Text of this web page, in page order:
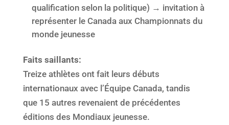
qualification selon la politique) → invitation à
représenter le Canada aux Championnats du
monde jeunesse
Faits saillants:
Treize athlètes ont fait leurs débuts
internationaux avec l’Équipe Canada, tandis
que 15 autres revenaient de précédentes
éditions des Mondiaux jeunesse.